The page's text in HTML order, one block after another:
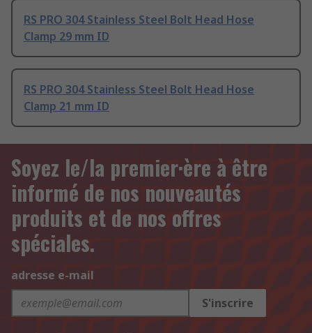
RS PRO 304 Stainless Steel Bolt Head Hose
Clamp 29 mm ID
RS PRO 304 Stainless Steel Bolt Head Hose
Clamp 21 mm ID
Soyez le/la premier·ère à être
informé de nos nouveautés
produits et de nos offres
spéciales.
adresse e-mail
S'inscrire